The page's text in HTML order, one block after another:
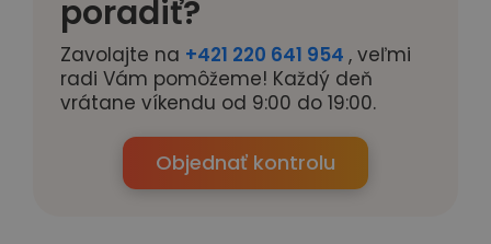
poradiť?
Zavolajte na +421 220 641 954 , veľmi
radi Vám pomôžeme! Každý deň
vrátane víkendu od 9:00 do 19:00.
Objednať kontrolu